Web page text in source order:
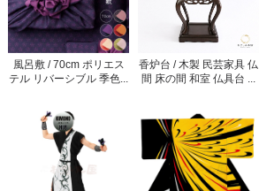
風呂敷 / 70cm ポリエス
テル リバーシブル 季色...
香炉台 / 木製 民芸家具 仏
間 床の間 和室 仏具台 ...